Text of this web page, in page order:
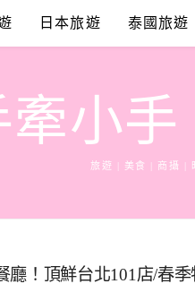
日本旅遊 泰國旅遊
牽小
旅遊 | 美食 | 商攝 |
！頂鮮台北101店/春季